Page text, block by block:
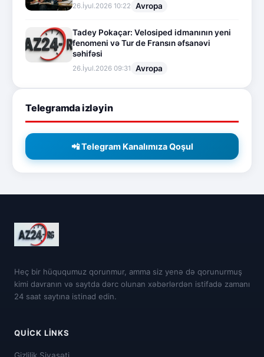
26.İyul.2026 10:22 Avropa
Tadey Pokaçar: Velosiped idmanının yeni
fenomeni və Tur de Fransın əfsanəvi
səhifəsi
26.İyul.2026 09:31 Avropa
Telegramda izləyin
📲 Telegram Kanalımıza Qoşul
Heç bir hüququmuz qorunmur, amma siz yenə də qorunurmuş
kimi davranın və saytda dərc olunan xəbərlərdən istifadə zamanı
24 saat saytına istinad edin.
QUICK LINKS